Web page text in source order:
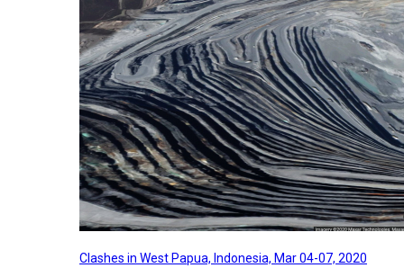
Clashes in West Papua, Indonesia, Mar 04-07, 2020